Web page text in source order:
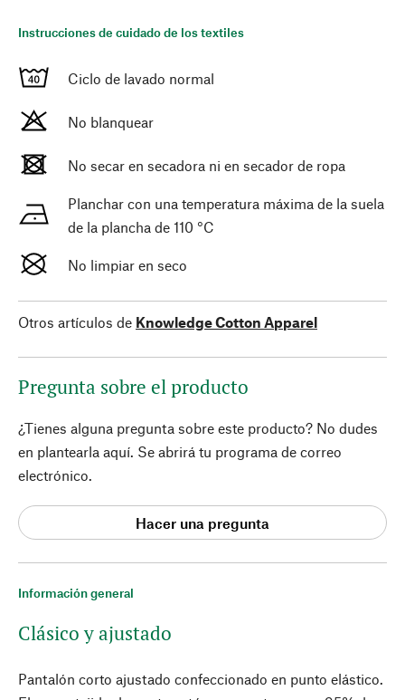
Información general
Clásico y ajustado
Pantalón corto ajustado confeccionado en punto elástico.
Instrucciones de cuidado de los textiles
Ciclo de lavado normal
No blanquear
No secar en secadora ni en secador de ropa
Planchar con una temperatura máxima de la suela
de la plancha de 110 °C
No limpiar en seco
Otros artículos de Knowledge Cotton Apparel
Pregunta sobre el producto
¿Tienes alguna pregunta sobre este producto? No dudes
en plantearla aquí. Se abrirá tu programa de correo
electrónico.
Hacer una pregunta